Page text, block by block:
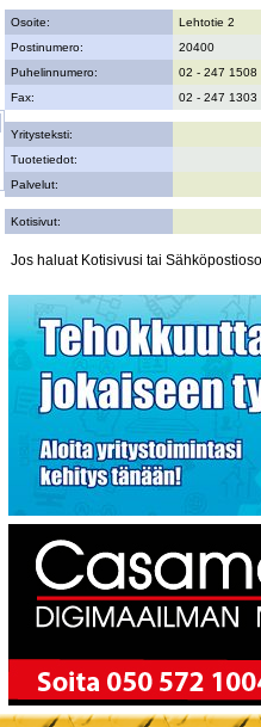
Osoite:
Lehtotie 2
Postinumero:
20400
Puhelinnumero:
02 - 247 1508
Fax:
02 - 247 1303
Yritysteksti:
Tuotetiedot:
Palvelut:
Kotisivut:
Jos haluat Kotisivusi tai